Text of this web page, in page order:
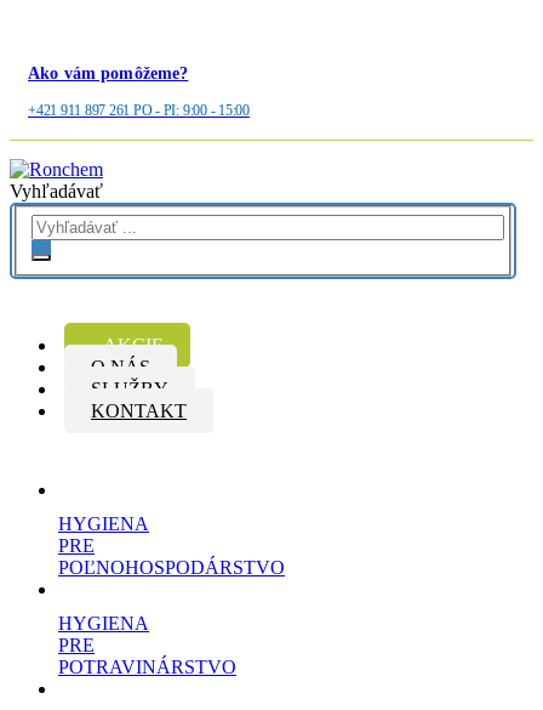
Ako vám pomôžeme?
+421 911 897 261 PO - PI: 9:00 - 15:00
Vyhľadávať
AKCIE
O NÁS
SLUŽBY
KONTAKT
HYGIENA
PRE
POĽNOHOSPODÁRSTVO
HYGIENA
PRE
POTRAVINÁRSTVO